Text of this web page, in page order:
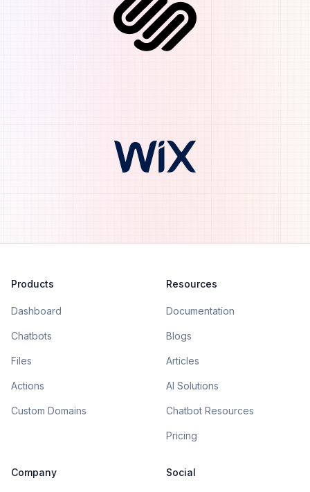
Products
Dashboard
Chatbots
Files
Actions
Custom Domains
Resources
Documentation
Blogs
Articles
AI Solutions
Chatbot Resources
Pricing
Company Social